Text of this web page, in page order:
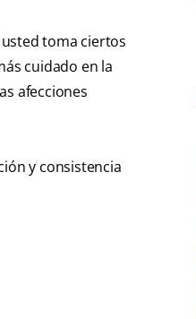
toma ciertos
cuidado en la
afecciones
y consistencia